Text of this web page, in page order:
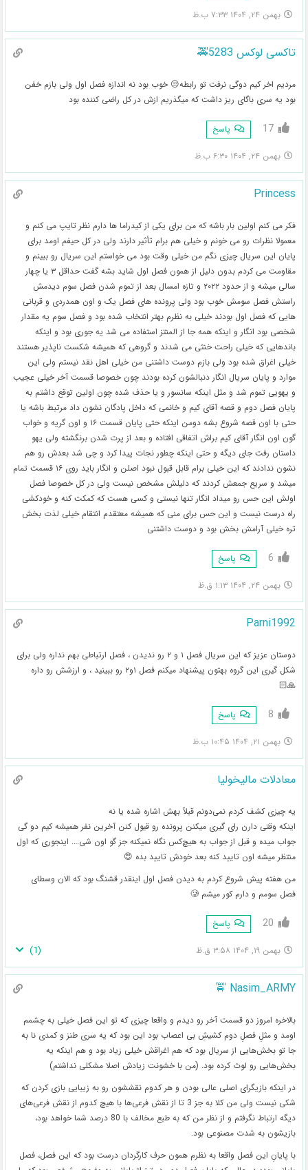
بهمن ۲۴, ۱۴۰۴ ۷:۳۳ ب.ظ
تاکسی لوکس 5283🚕
مردیم اخر کیم دوگی نرفت تو رابطه😒 خوب بود نه اندازه فصل اول ولی بازم خفن
بود یه سری باگای ریز داشت که میگذریم ازش در کل راضی کننده بود
17 پاسخ
بهمن ۲۴, ۱۴۰۴ ۶:۳۰ ب.ظ
Princess
فکر می کنم اولین بار باشه که من برای یکی از کیدراما ها دارم نظر تایپ می کنم و
معمولا نظرات رو می خونم و خیلی هم برام تأثیر دارند ولی در کل حیفم اومد برای
پایان این سریال چیزی نگم من خیلی وقت بود می خواستم این سریال رو ببینم و
مقاومت می کردم بدون دلیل از همون فصل اول شاید بشه گفت حداقل ۳ یا چهار
سالی میشه و از حدود ۲۰۲۲ و تازه امسال بعد از تموم شدن فصل سوم دیدمش
راستش فصل سومش خوب بود ولی پرونده های فصل یک و اون همدردی و قربانی
هایی که فصل اول بودند خیلی به نظرم بهتر انتخاب شده بود و فصل سوم یه مقدار
شخصی بود انگار و اینکه همه جا از المنتز استفاده می شد یه جوری بود و اینکه
باندهایی که خیلی راحت خنثی می شدند و گروهی که همیشه شکست ناپذیر هستند
خیلی اغراق شده بود ولی بازم دوست داشتنی من خیلی اهل نقد نیستم ولی این
موارد و پایان سریال انگار دنبالشون کرده بودند چون خصوصا قسمت آخر خیلی عجیب
و یهویی تموم شد و مثل اینکه سانسور و یا حذف شده چون اولین توقع داشتم به
پایان فصل دوم و قصه آقای کیم و خانمی که داخل پادگان نشون داد مرتبط باشه یا
حتی با اون قصه شروع بشه دومن اینکه حتی پایان قسمت ۱۶ و اون گریه و خواب
گون اون انگار آقای کیم براش اتفاقی افتاده و بعد از پرت شدن برنگشته ولی یهو
داستان رفت جای دیگه و حتی اینکه چطور نجات پیدا کرد و چی شد بعدش رو هم
نشون ندادند که این خیلی برام قابل قبول نبود اصلن و انگار باید روی ۱۶ قسمت تمام
میشد و سریع جمعش کردند که دلیلش مشخص نیست ولی در کل خصوصا فصل
اولش این حس رو میداد انگار تنها نیستی و کسی هست که کمکت کنه و خودکشی
راه درست نیست و این حس برای منی که همیشه معتقدم انتقام خیلی لذت بخش
تره خیلی آرامش بخش بود و دوست داشتنی
6 پاسخ
بهمن ۲۴, ۱۴۰۴ ۱:۱۳ ق.ظ
Parni1992
دوستان عزیز که این سریال فصل ۱ و ۲ رو ندیدن ، فصل ارتباطی بهم نداره ولی برای
شکل گیری این گروه بهتون پیشنهاد میکنم فصل ۱و۲ رو ببینید ، و ارزشش رو داره
🙏🏻
8 پاسخ
بهمن ۲۱, ۱۴۰۴ ۱۰:۴۵ ب.ظ
معادلات مالیخولیا
یه چیزی کشف کردم نمی‌دونم قبلاً بهش اشاره شده یا نه
اینکه وقتی دارن رای گیری میکنن پرونده رو قیول کنن آخرین نفر همیشه کیم دو گی
جواب میده و قبل از جواب به هیچ‌کس نگاه نمیکنه جز گو اون شی…. اینجوری که اول
منتظر میشه اون تایید کنه بعد خودش تایید بده 😍
من هفته پیش شروع کردم به دیدن فصل اول اینقدر قشنگ بود که الان وسطای
فصل سومم و دارم کور میشم 🥲
20 پاسخ
بهمن ۱۹, ۱۴۰۴ ۳:۵۸ ق.ظ (
1
)
Nasim_ARMY 🚖
بالاخره امروز دو قسمت آخر رو دیدم و واقعا چیزی که تو این فصل خیلی به چشمم
اومد و مثلِ فصلِ دوم کشیشِ بی اعصاب بود این بود که یه سری طنز و کمدی نا به
جا تو بخش‌هایی از سریال بود که هم اغراقش خیلی زیاد بود و هم اینکه یه
بخش‌هایی رو لوث کرده بود. (من با خشونت زیادش اصلا مشکلی نداشتم)
در اینکه بازیگرای اصلی عالی بودن و هر کدوم نقششون رو به زیبایی بازی کردن که
شکی نیست ولی من کلا به جز 3 تا از نقش فرعی‌ها با هیچ کدوم از نقش فرعی‌های
دیگه ارتباط نگرفتم و از نظر من که به طبع مخالف با 80 درصد شما خواهد بود،
بازیشون به شدت مصنوعی بود.
با پایانِ این فصل واقعا به نظرم همون حرف کارگردان درست بود که این فصل، فصل